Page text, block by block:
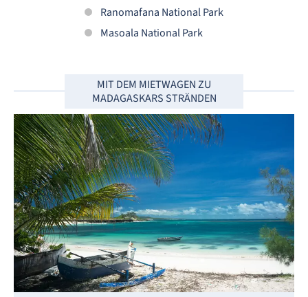
Ranomafana National Park
Masoala National Park
MIT DEM MIETWAGEN ZU
MADAGASKARS STRÄNDEN